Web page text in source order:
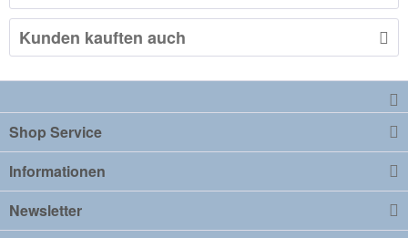
Kunden kauften auch
Shop Service
Informationen
Newsletter